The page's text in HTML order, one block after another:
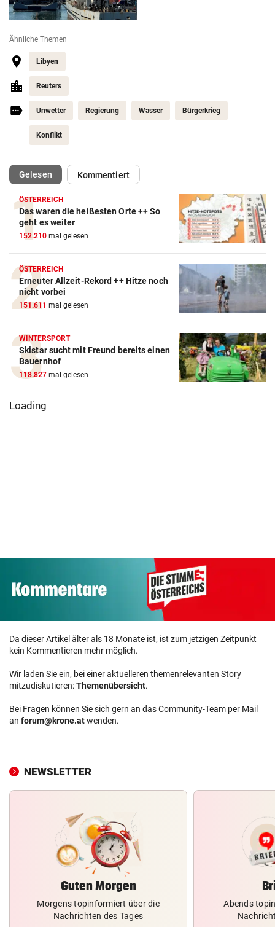
Ähnliche Themen
Libyen
Reuters
Unwetter Regierung Wasser Bürgerkrieg
Konflikt
Gelesen(ausgewählt)Kommentiert
ÖSTERREICH
Das waren die heißesten Orte ++ So
geht es weiter
152.210 mal gelesen
ÖSTERREICH
Erneuter Allzeit-Rekord ++ Hitze noch
nicht vorbei
151.611 mal gelesen
WINTERSPORT
Skistar sucht mit Freund bereits einen
Bauernhof
118.827 mal gelesen
Loading
Da dieser Artikel älter als 18 Monate ist, ist zum jetzigen Zeitpunkt
kein Kommentieren mehr möglich.
Wir laden Sie ein, bei einer aktuelleren themenrelevanten Story
mitzudiskutieren:Themenübersicht.
Bei Fragen können Sie sich gern an das Community-Team per Mail
an forum@krone.atwenden.
NEWSLETTER
Guten Morgen
Morgens topinformiert über die
Nachrichten des Tages
Abends